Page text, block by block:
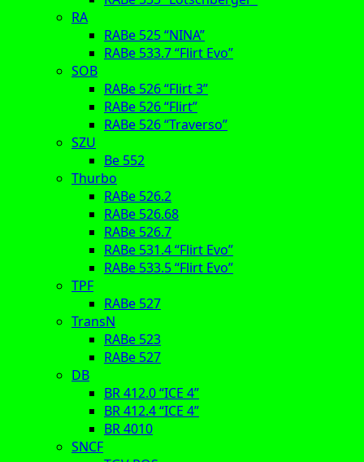
RA
RABe 525 “NINA”
RABe 533.7 “Flirt Evo”
SOB
RABe 526 “Flirt 3”
RABe 526 “Flirt”
RABe 526 “Traverso”
SZU
Be 552
Thurbo
RABe 526.2
RABe 526.68
RABe 526.7
RABe 531.4 “Flirt Evo”
RABe 533.5 “Flirt Evo”
TPF
RABe 527
TransN
RABe 523
RABe 527
DB
BR 412.0 “ICE 4”
BR 412.4 “ICE 4”
BR 4010
SNCF